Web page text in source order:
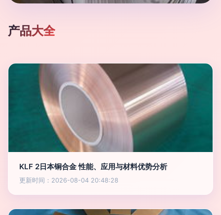
产品大全
KLF 2日本铜合金 性能、应用与材料优势分析
更新时间：2026-08-04 20:48:28